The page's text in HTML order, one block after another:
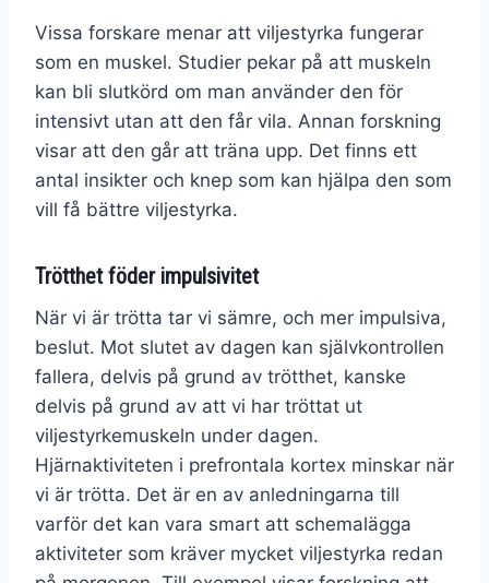
Vissa forskare menar att viljestyrka fungerar
som en muskel. Studier pekar på att muskeln
kan bli slutkörd om man använder den för
intensivt utan att den får vila. Annan forskning
visar att den går att träna upp. Det finns ett
antal insikter och knep som kan hjälpa den som
vill få bättre viljestyrka.
Trötthet föder impulsivitet
När vi är trötta tar vi sämre, och mer impulsiva,
beslut. Mot slutet av dagen kan självkontrollen
fallera, delvis på grund av trötthet, kanske
delvis på grund av att vi har tröttat ut
viljestyrkemuskeln under dagen.
Hjärnaktiviteten i prefrontala kortex minskar när
vi är trötta. Det är en av anledningarna till
varför det kan vara smart att schemalägga
aktiviteter som kräver mycket viljestyrka redan